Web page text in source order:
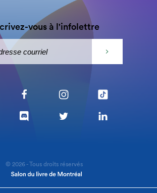
vous à l'infolettre
© 2026 - Tous droits réservés